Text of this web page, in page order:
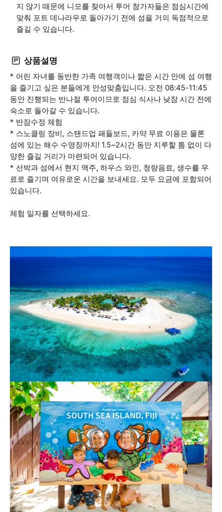
지 않기 때문에 니모를 찾아서 투어 참가자들은 점심시간에
맞춰 포트 데나라우로 돌아가기 전에 섬을 거의 독점적으로
즐길 수 있습니다.
상품설명
* 어린 자녀를 동반한 가족 여행객이나 짧은 시간 안에 섬 여행
을 즐기고 싶은 분들에게 안성맞춤입니다. 오전 08:45-11:45
동안 진행되는 반나절 투어이므로 점심 식사나 낮잠 시간 전에
숙소로 돌아갈 수 있습니다.
* 반잠수정 체험
* 스노클링 장비, 스탠드업 패들보드, 카약 무료 이용은 물론
섬에 있는 해수 수영장까지! 1.5~2시간 동안 지루할 틈 없이 다
양한 즐길 거리가 마련되어 있습니다.
* 선박과 섬에서 현지 맥주, 하우스 와인, 청량음료, 생수를 무
료로 즐기며 여유로운 시간을 보내세요. 모두 요금에 포함되어
있습니다.
체험 일자를 선택하세요.